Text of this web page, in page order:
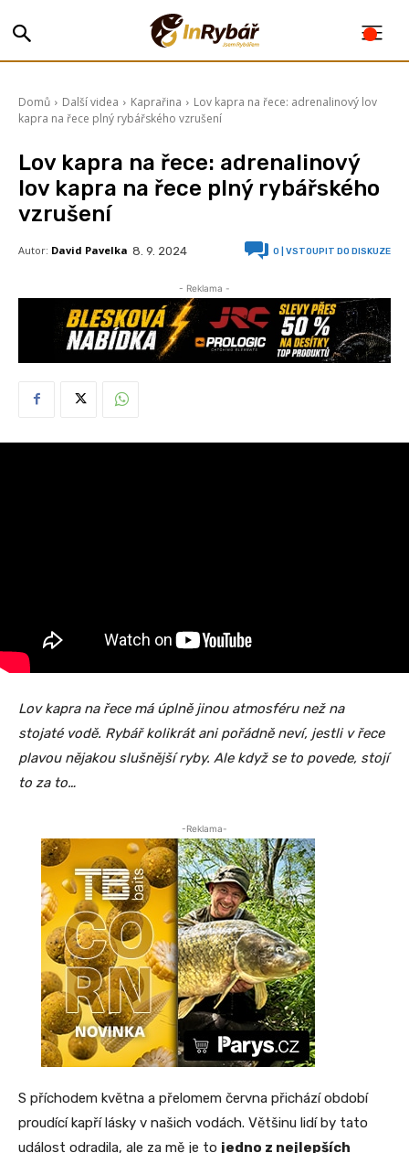
Domů Další videa Kaprařina
Lov kapra na řece: adrenalinový lov
kapra na řece plný rybářského vzrušení
Lov kapra na řece: adrenalinový
lov kapra na řece plný rybářského
vzrušení
Autor: David Pavelka 8. 9. 2024 0 | VSTOUPIT DO DISKUZE
- Reklama -
Lov kapra na řece má úplně jinou atmosféru než na
stojaté vodě. Rybář kolikrát ani pořádně neví, jestli v řece
plavou nějakou slušnější ryby. Ale když se to povede, stojí
to za to…
-Reklama-
S příchodem května a přelomem června přichází období
proudící kapří lásky v našich vodách. Většinu lidí by tato
událost odradila, ale za mě je to jedno z nejlepších